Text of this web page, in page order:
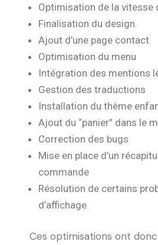
Optimisation de la vitesse
Finalisation du design
Ajout d’une page contact
Optimisation du menu
Intégration des mentions
Gestion des traductions
Installation du thème
Ajout du “panier” dans le
Correction des bugs
Mise en place d’un
commande
Résolution de certains
d’affichage
Ces optimisations ont